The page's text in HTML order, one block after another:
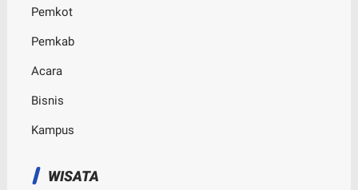
Pemkot
Pemkab
Acara
Bisnis
Kampus
WISATA